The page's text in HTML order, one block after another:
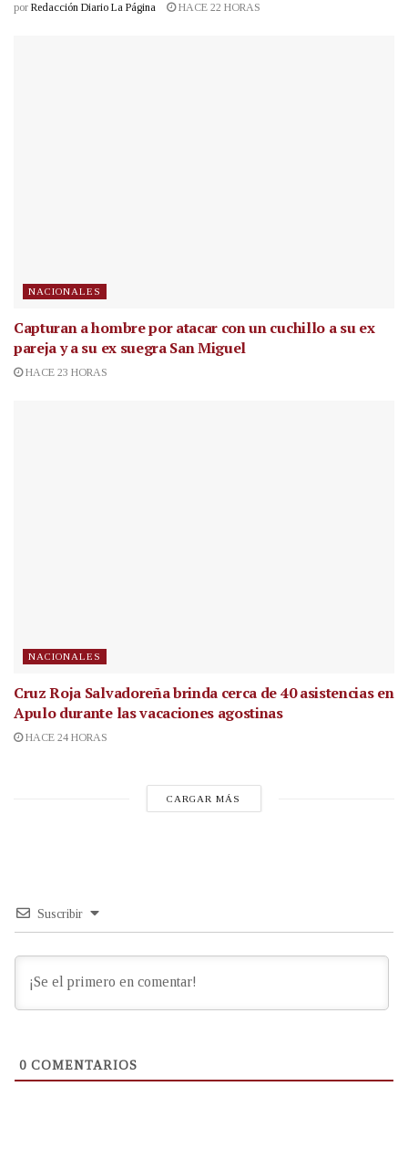
por Redacción Diario La Página HACE 22 HORAS
NACIONALES
Capturan a hombre por atacar con un cuchillo a su ex
pareja y a su ex suegra San Miguel
HACE 23 HORAS
NACIONALES
Cruz Roja Salvadoreña brinda cerca de 40 asistencias en
Apulo durante las vacaciones agostinas
HACE 24 HORAS
CARGAR MÁS
Suscribir
0 COMENTARIOS